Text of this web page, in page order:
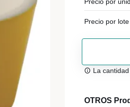
Precio por
La
OTROS